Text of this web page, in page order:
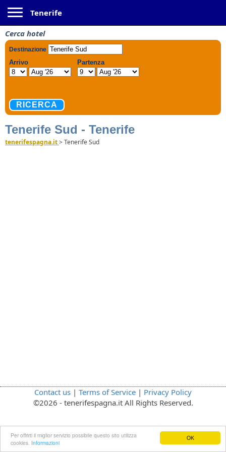
OK
Per offrirti il miglior servizio possibile questo sito utilizza
cookies. Informazioni
Tenerife
Cerca hotel
Tenerife Sud - Tenerife
tenerifespagna.it>Tenerife Sud
Contact us | Terms of Service | Privacy Policy
©2026 - tenerifespagna.it All Rights Reserved.